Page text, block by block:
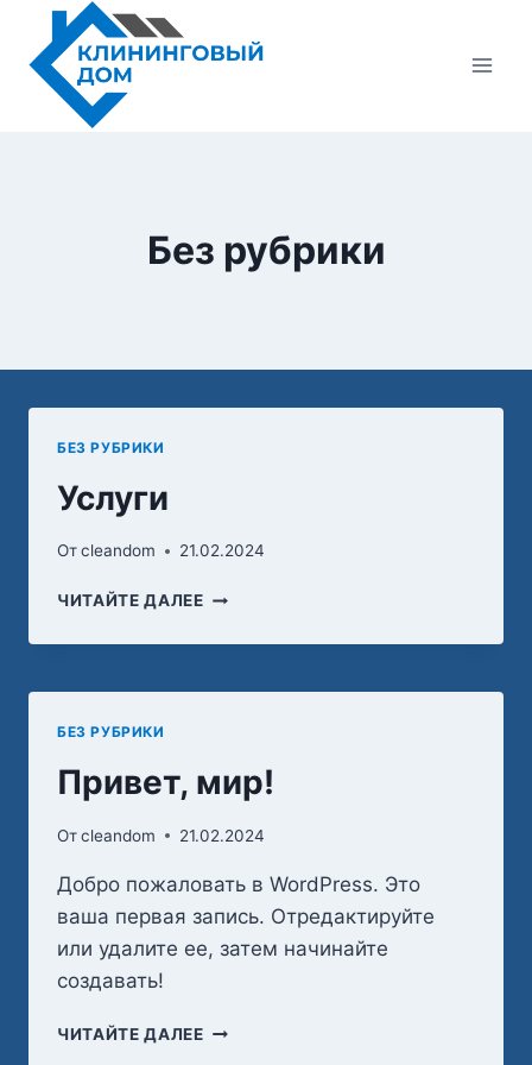
Перейти
содержимому
Без рубрики
БЕЗ РУБРИКИ
Услуги
Отcleandom 21.02.2024
ЧИТАЙТЕ ДАЛЕЕУСЛУГИ
БЕЗ РУБРИКИ
Привет, мир!
Отcleandom 21.02.2024
Добро пожаловать в WordPress. Это
ваша первая запись. Отредактируйте
или удалите ее, затем начинайте
создавать!
ЧИТАЙТЕ ДАЛЕЕПРИВЕТ,